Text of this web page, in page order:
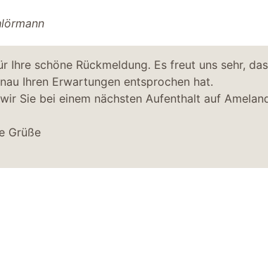
Ihre schöne Rückmeldung. Es freut uns sehr,
Ihren Erwartungen entsprochen hat.
Sie bei einem nächsten Aufenthalt auf
Grüße